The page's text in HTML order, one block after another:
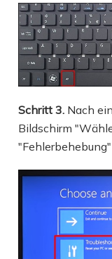
Schritt 3. Nach
Bildschirm